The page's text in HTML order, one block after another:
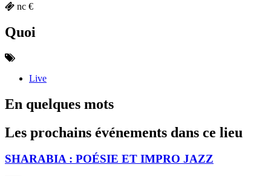
nc €
Quoi
Live
En quelques mots
Les prochains événements dans ce lieu
SHARABIA : POÉSIE ET IMPRO JAZZ